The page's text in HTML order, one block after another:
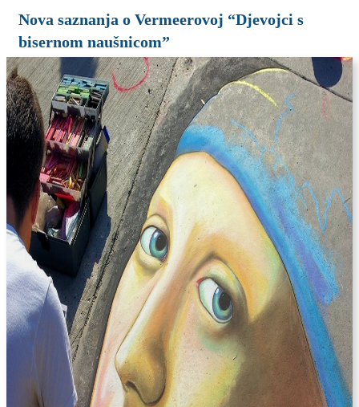
Nova saznanja o Vermeerovoj “Djevojci s
bisernom naušnicom”